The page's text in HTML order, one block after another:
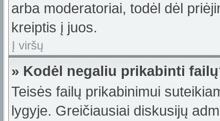
arba moderatoriai, todėl dėl
kreiptis į juos.
Į viršų
» Kodėl negaliu prikabinti
Teisės failų prikabinimui
lygyje. Greičiausiai diskusijų